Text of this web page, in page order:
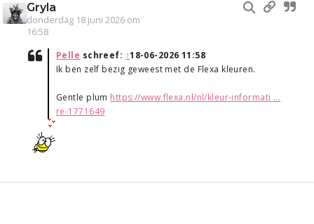
Gryla
donderdag 18 juni 2026 om
16:58
Pelle schreef: ↑18-06-2026 11:58
Ik ben zelf bezig geweest met de Flexa kleuren.
Gentle plum https://www.flexa.nl/nl/kleur-informati ...
re-1771649